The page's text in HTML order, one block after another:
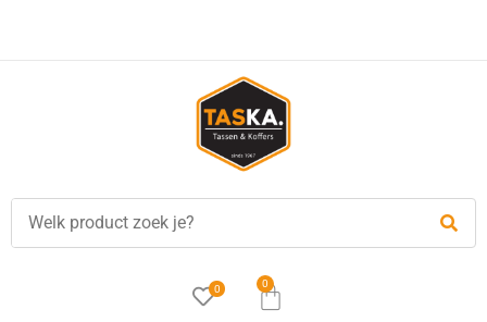
besteld, is vandaag verzonden!
0 0